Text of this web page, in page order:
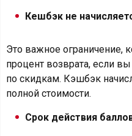
Кешбэк не
Это важное ограничение,
процент возврата, если
по скидкам. Кэшбэк
полной стоимости.
Срок действия